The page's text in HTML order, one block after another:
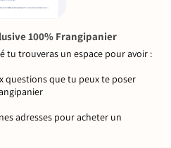
100% Frangipanier
tu trouveras un espace pour avoir :
questions que tu peux te poser
adresses pour acheter un